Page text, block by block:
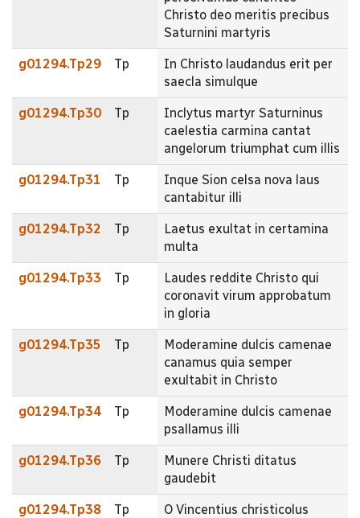
Christo deo meritis precibus
Saturnini martyris
g01294.Tp29 Tp
In Christo laudandus erit per
saecla simulque
g01294.Tp30 Tp
Inclytus martyr Saturninus
caelestia carmina cantat
angelorum triumphat cum illis
g01294.Tp31 Tp
Inque Sion celsa nova laus
cantabitur illi
g01294.Tp32 Tp
Laetus exultat in certamina
multa
g01294.Tp33 Tp
Laudes reddite Christo qui
coronavit virum approbatum
in gloria
g01294.Tp35 Tp
Moderamine dulcis camenae
canamus quia semper
exultabit in Christo
g01294.Tp34 Tp
Moderamine dulcis camenae
psallamus illi
g01294.Tp36 Tp
Munere Christi ditatus
gaudebit
g01294.Tp38 Tp
O Vincentius christicolus